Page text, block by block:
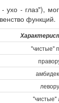
ухо - глаз"),
функций.
"чистые"
"чистые"